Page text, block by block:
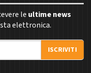
le ultime news
elettronica.
ISCRIVITI